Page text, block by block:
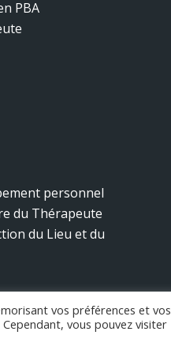
PBA
personnel
du Thérapeute
du Lieu et du
vos préférences et vos
vous pouvez visiter